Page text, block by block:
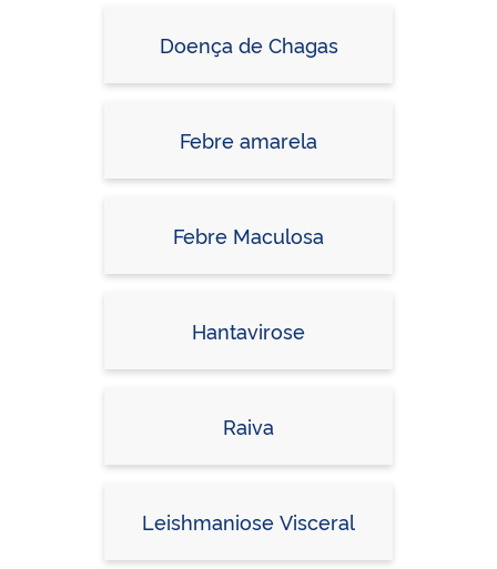
Doença de Chagas
Febre amarela
Febre Maculosa
Hantavirose
Raiva
Leishmaniose Visceral